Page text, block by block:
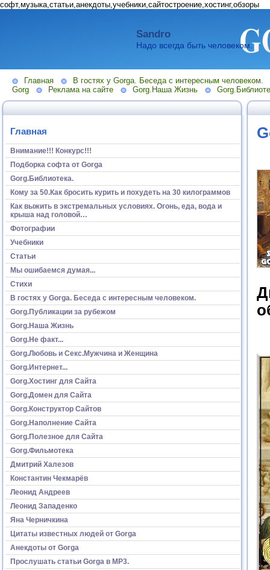
софт,музыка,статьи,анекдоты,учебники,сайтостроение,хостинг,обзоры
Sandro
Надо всегда быть человеком.
Главная
В гостях у Gorga. Беседа с интересным человеком.
Gorg
Реклама на сайте Gorg.Наша Жизнь
Главная
Внимание!!! Конкурс!!!
Подборка софта от Gorga
Gorg.Библиотека.
Кому за 50.Как бросить курить и похудеть на 30 килограммов
Как выжить в экстремальных условиях. Огонь, еда, вода и
крыша над головой…
Фотографии
Учебники
Статьи
Мы ошибаемся думая...
Стихи
В гостях у Gorga. Беседа с интересным человеком.
Gorg.Публикации за рубежом
Gorg.Наша Жизнь
Gorg.Не факт...
Gorg.Любовь и Секс.Мужчина и Женщина
Gorg.Интернет...
Gorg.Хостинг для Сайта
Gorg.Домен для Сайта
Gorg.Конструктор Сайтов
Gorg.Наполнение Сайта
Gorg.Полезное для Сайта
Gorg.Фильмотека
Дмитрий Халезов
Константин Чекмарёв
Леонид Андреев
Леонид Западенко
Яна Черничкина
Цитаты известных людей от Gorga
Анекдоты от Gorga
Прослушать статьи Gorga в МР3.